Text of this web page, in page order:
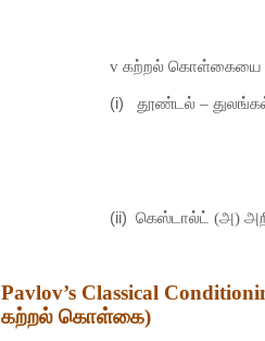
v கற்றல் கொள்கையை
(i) தூண்டல் –
(ii) கெஸ்டால்ட் (அ)
Pavlov’s Classical
கற்றல் கொள்கை)